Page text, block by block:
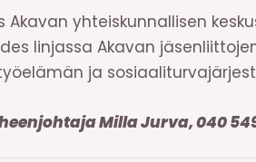
Akavan yhteiskunnallisen
linjassa Akavan
ja
Milla Jurva, 040